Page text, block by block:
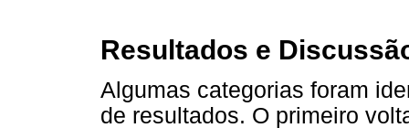
Resultados e
Algumas categorias foram
de resultados. O primeiro